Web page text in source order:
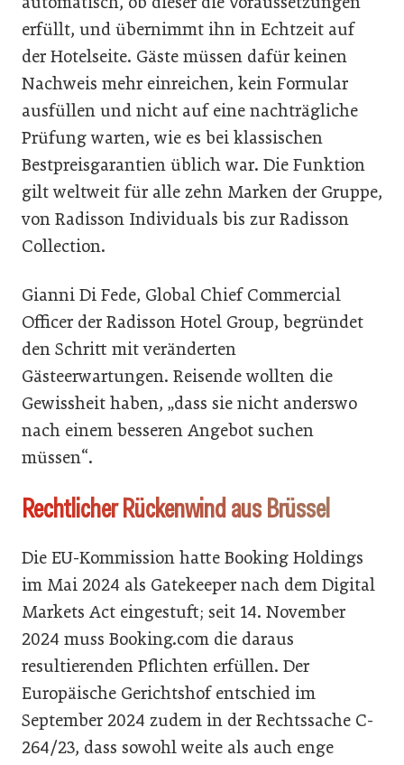
erfüllt, und übernimmt ihn in Echtzeit auf
der Hotelseite. Gäste müssen dafür keinen
Nachweis mehr einreichen, kein Formular
ausfüllen und nicht auf eine nachträgliche
Prüfung warten, wie es bei klassischen
Bestpreisgarantien üblich war. Die Funktion
gilt weltweit für alle zehn Marken der Gruppe,
von Radisson Individuals bis zur Radisson
Collection.
Gianni Di Fede, Global Chief Commercial
Officer der Radisson Hotel Group, begründet
den Schritt mit veränderten
Gästeerwartungen. Reisende wollten die
Gewissheit haben, „dass sie nicht anderswo
nach einem besseren Angebot suchen
müssen“.
Rechtlicher Rückenwind aus Brüssel
Die EU-Kommission hatte Booking Holdings
im Mai 2024 als Gatekeeper nach dem Digital
Markets Act eingestuft; seit 14. November
2024 muss Booking.com die daraus
resultierenden Pflichten erfüllen. Der
Europäische Gerichtshof entschied im
September 2024 zudem in der Rechtssache C-
264/23, dass sowohl weite als auch enge